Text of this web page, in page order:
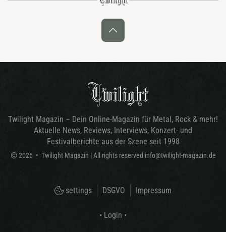
Twilight Magazin – Dein Online-Magazin für Metal, Rock & mehr!
Aktuelle News, Reviews, Interviews, Konzert- und
Festivalberichte aus der Szene seit 1998
© 2026 • Twilight Magazin | All rights reserved info@twilight-magazin.de
settings DSGVO Impressum
• Login •